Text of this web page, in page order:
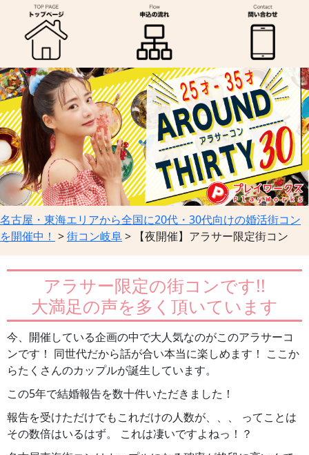
名古屋・東海エリアから全国に20代・30代向けの婚活街コン
を開催中！ >街コン岐阜> 【夜開催】アラサー限定街コン
アラサー限定の街コンです!!
大満足の声を多く頂いています
今、開催している企画の中で大人気なのがこのアラサーコ
ンです！ 同世代だから話が合い本当に楽しめます！ ここか
らたくさんのカップルが誕生しています。
この5年で結婚報告を数十件いただきました！
報告を受けただけでもこれだけの人数が、、、 ってことは
その数倍はいるはず。 これは凄いですよねっ！？